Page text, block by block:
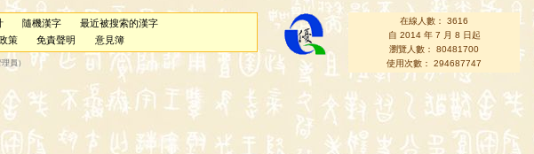
隨機漢字
最近被搜索的漢字
策 免責聲明 意見簿
理員 ）
在線人數： 3616
自 2014 年 7 月 8 日起
瀏覽人數： 80481700
使用次數： 294687747